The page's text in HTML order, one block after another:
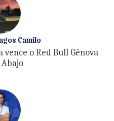
Camilo
o Red Bull Gênova